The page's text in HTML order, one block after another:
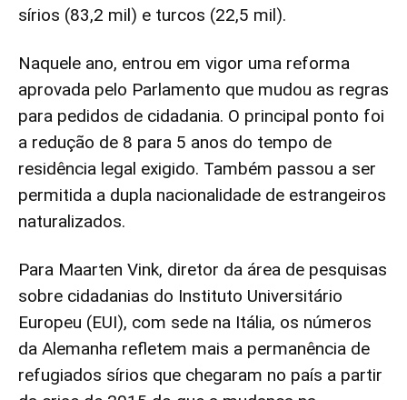
sírios (83,2 mil) e turcos (22,5 mil).
Naquele ano, entrou em vigor uma reforma
aprovada pelo Parlamento que mudou as regras
para pedidos de cidadania. O principal ponto foi
a redução de 8 para 5 anos do tempo de
residência legal exigido. Também passou a ser
permitida a dupla nacionalidade de estrangeiros
naturalizados.
Para Maarten Vink, diretor da área de pesquisas
sobre cidadanias do Instituto Universitário
Europeu (EUI), com sede na Itália, os números
da Alemanha refletem mais a permanência de
refugiados sírios que chegaram no país a partir